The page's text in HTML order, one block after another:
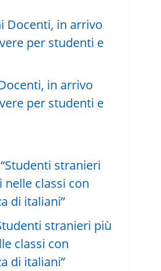
in arrivo
per studenti e
stranieri più
classi con
di italiani”